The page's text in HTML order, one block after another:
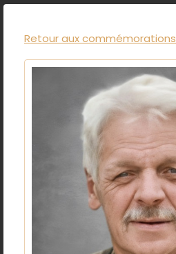
Retour aux commémorations